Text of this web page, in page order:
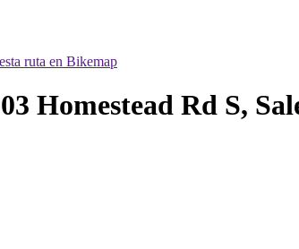
ruta en Bikemap
Homestead Rd S,